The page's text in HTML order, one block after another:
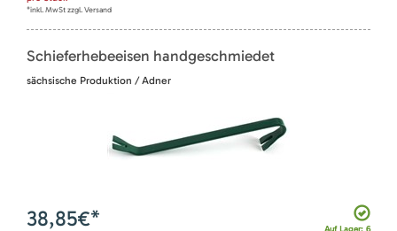
*inkl. MwSt zzgl. Versand
Schieferhebeeisen handgeschmiedet
sächsische Produktion / Adner
Auf Lager: 6
38,85€*